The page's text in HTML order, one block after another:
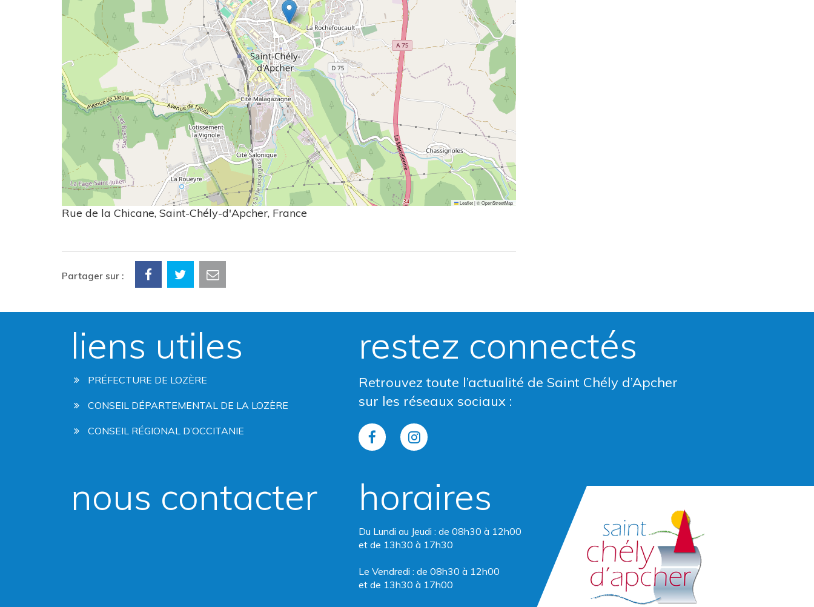
Leaflet|©OpenStreetMap
Rue de la Chicane, Saint-Chély-d'Apcher, France
Partager sur :
liens utiles
PRÉFECTURE DE LOZÈRE
CONSEIL DÉPARTEMENTAL DE LA LOZÈRE
CONSEIL RÉGIONAL D’OCCITANIE
restez connectés
Retrouvez toute l’actualité de Saint Chély d’Apcher
sur les réseaux sociaux :
Lien
le
Facebook
Lien
le
Instagram
nous contacter horaires
Du Lundi au Jeudi : de 08h30 à 12h00
et de 13h30 à 17h30
Le Vendredi : de 08h30 à 12h00
et de 13h30 à 17h00